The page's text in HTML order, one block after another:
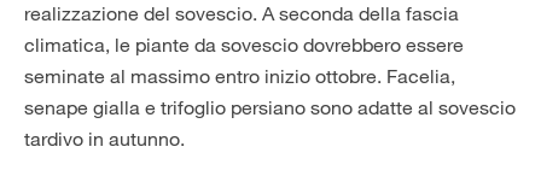
realizzazione del sovescio. A seconda della fascia
climatica, le piante da sovescio dovrebbero essere
seminate al massimo entro inizio ottobre. Facelia,
senape gialla e trifoglio persiano sono adatte al sovescio
tardivo in autunno.